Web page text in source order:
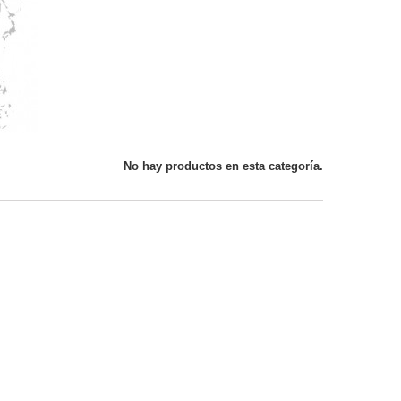
No hay productos en esta categoría.